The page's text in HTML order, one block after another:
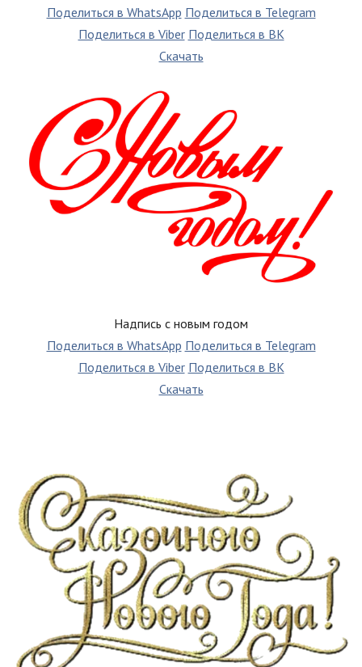
Поделиться в WhatsApp Поделиться в Telegram
Поделиться в Viber Поделиться в ВК
Скачать
Надпись с новым годом
Поделиться в WhatsApp Поделиться в Telegram
Поделиться в Viber Поделиться в ВК
Скачать